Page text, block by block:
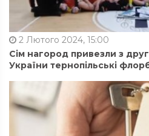
2 Лютого 2024, 15:00
Сім нагород привезли з
України тернопільські